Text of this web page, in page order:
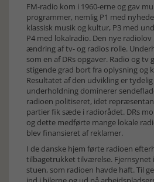
FM-radio kom i 1960-erne og gav
programmer, nemlig P1 med
klassisk musik og kultur, P3 med
P4 med lokalradio. Den nye radiolov
ændring af tv- og radios rolle.
som en af DRs opgaver. Radio og tv
stigende grad bort fra oplysning og
Resultatet af den udvikling er
underholdning dominerer
radioen politiseret, idet
partier fik sæde i radiorådet. DRs
og dette medførte mange lokale
blev finansieret af reklamer.
I de danske hjem førte radioen
tilbagetrukket tilværelse. Fjernsynet
stuen, som radioen havde haft. Til